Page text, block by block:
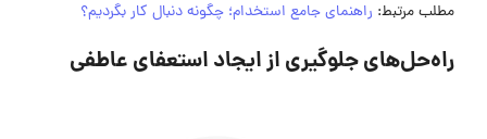
مطلب مرتبط: راهنمای جامع استخدام؛ چگونه دنبال کار بگردیم؟
راه‌حل‌های جلوگیری از ایجاد استعفای عاطفی